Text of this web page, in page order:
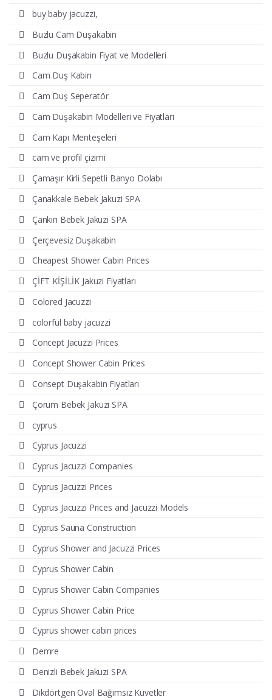
buy baby jacuzzi,
Buzlu Cam Duşakabin
Buzlu Duşakabin Fiyat ve Modelleri
Cam Duş Kabin
Cam Duş Seperatör
Cam Duşakabin Modelleri ve Fiyatları
Cam Kapı Menteşeleri
cam ve profil çizimi
Çamaşır Kirli Sepetli Banyo Dolabı
Çanakkale Bebek Jakuzi SPA
Çankırı Bebek Jakuzi SPA
Çerçevesiz Duşakabin
Cheapest Shower Cabin Prices
ÇİFT KİŞİLİK Jakuzi Fiyatları
Colored Jacuzzi
colorful baby jacuzzi
Concept Jacuzzi Prices
Concept Shower Cabin Prices
Consept Duşakabin Fiyatları
Çorum Bebek Jakuzi SPA
cyprus
Cyprus Jacuzzi
Cyprus Jacuzzi Companies
Cyprus Jacuzzi Prices
Cyprus Jacuzzi Prices and Jacuzzi Models
Cyprus Sauna Construction
Cyprus Shower and Jacuzzi Prices
Cyprus Shower Cabin
Cyprus Shower Cabin Companies
Cyprus Shower Cabin Price
Cyprus shower cabin prices
Demre
Denizli Bebek Jakuzi SPA
Dikdörtgen Oval Bağımsız Küvetler